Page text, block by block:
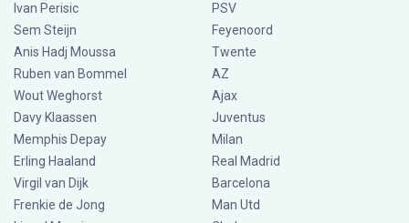
Ivan Perisic
Sem Steijn
Anis Hadj Moussa
Ruben van Bommel
Wout Weghorst
Davy Klaassen
Memphis Depay
Erling Haaland
Virgil van Dijk
Frenkie de Jong
PSV
Feyenoord
Twente
AZ
Ajax
Juventus
Milan
Real Madrid
Barcelona
Man Utd